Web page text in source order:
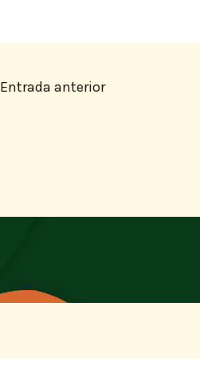
Entrada anterior